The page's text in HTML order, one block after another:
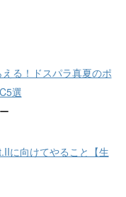
える！ドスパラ真夏のポ
選
に向けてやること【生